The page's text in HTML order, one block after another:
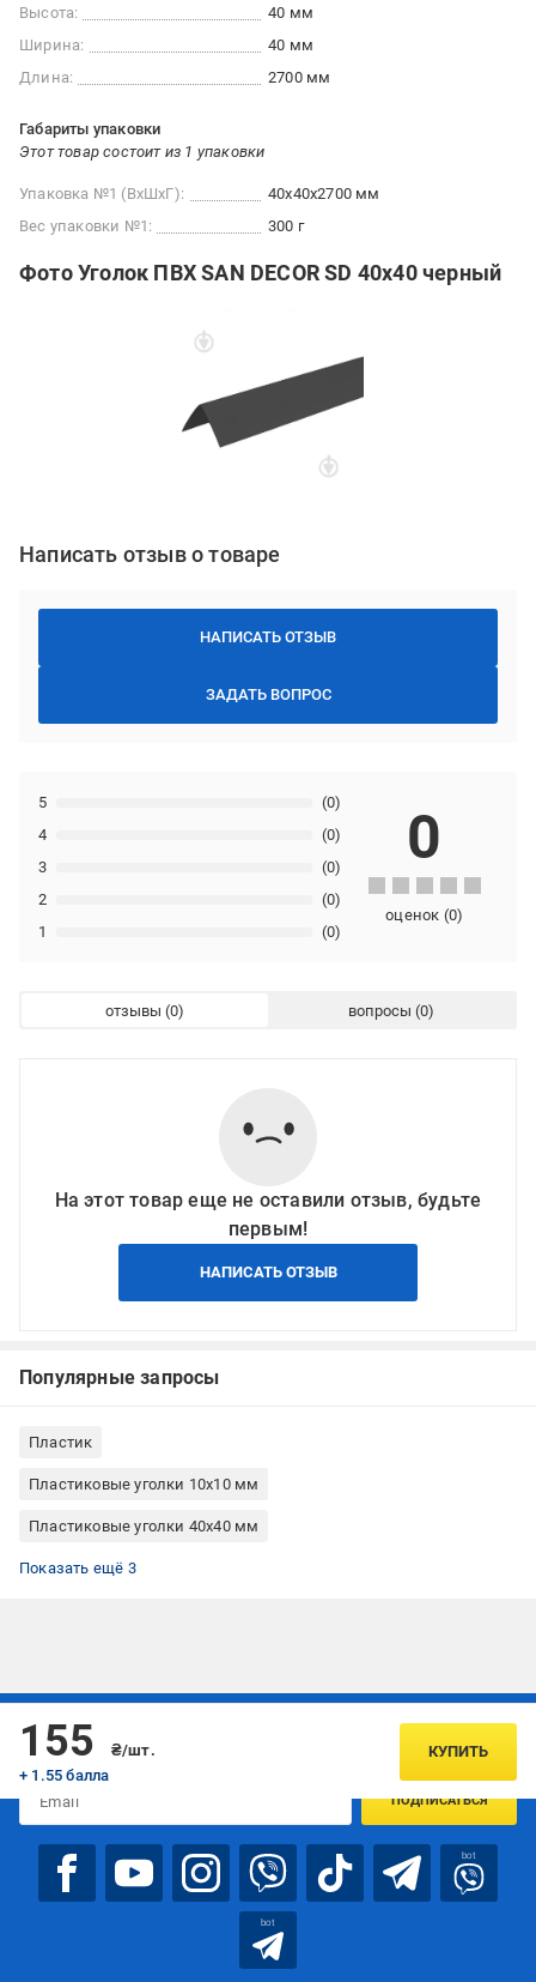
Высота:
40 мм
Ширина:
40 мм
Длина:
2700 мм
Габариты упаковки
Этот товар состоит из 1 упаковки
Упаковка №1 (ВхШхГ):
40x40x2700 мм
Вес упаковки №1:
300 г
Фото Уголок ПВХ SAN DECOR SD 40х40 черный
Написать отзыв о товаре
НАПИСАТЬ ОТЗЫВ
ЗАДАТЬ ВОПРОС
1 (0)
2 (0)
3 (0)
4 (0)
5 (0)
0
оценок (0)
отзывы вопросы
На этот товар еще не оставили отзыв, будьте
первым!
НАПИСАТЬ ОТЗЫВ
Популярные запросы
Пластик
Пластиковые уголки 10x10 мм
Пластиковые уголки 40x40 мм
Пластиковые уголки 10x20 мм
Пластиковые уголки SAN DECOR
Пластиковые уголки черные
Показать ещё 3
155
₴/шт.
+ 1.55 балла
КУПИТЬ
Подписывайтесь, чтобы узнавать первым об акцияx и
ПОДПИСАТЬСЯ
bot
bot